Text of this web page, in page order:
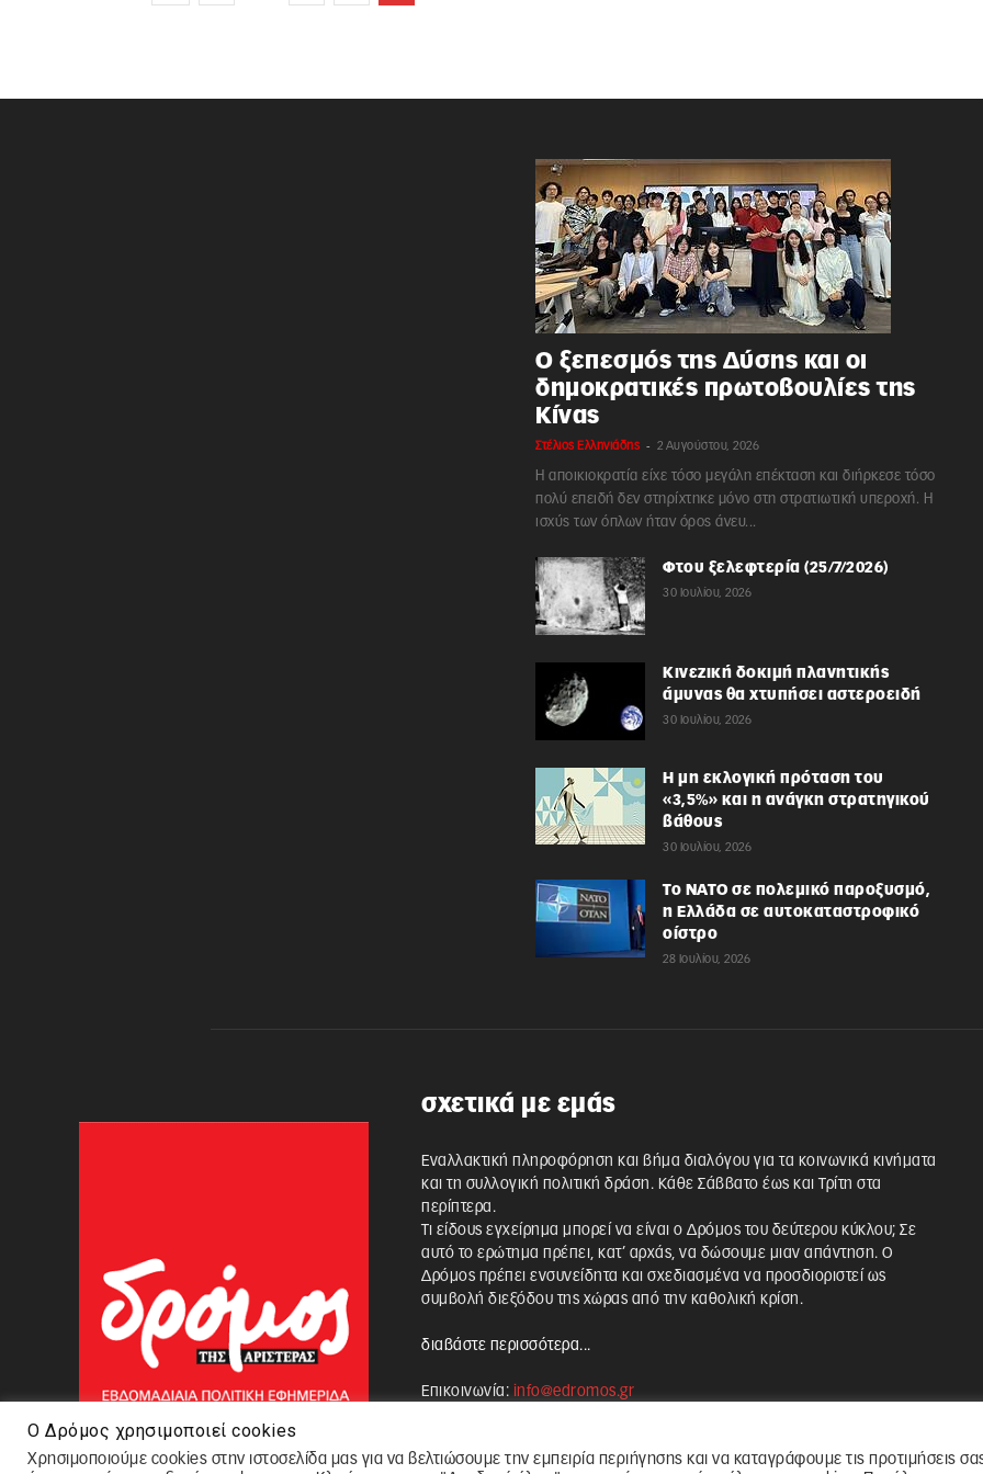
Ο ξεπεσμός της Δύσης και οι
δημοκρατικές πρωτοβουλίες της
Κίνας
Στέλιος Ελληνιάδης - 2 Αυγούστου, 2026
Η αποικιοκρατία είχε τόσο μεγάλη επέκταση και διήρκεσε τόσο
πολύ επειδή δεν στηρίχτηκε μόνο στη στρατιωτική υπεροχή. Η
ισχύς των όπλων ήταν όρος άνευ...
Φτου ξελεφτερία (25/7/2026)
30 Ιουλίου, 2026
Κινεζική δοκιμή πλανητικής
άμυνας θα χτυπήσει αστεροειδή
30 Ιουλίου, 2026
Η μη εκλογική πρόταση του
«3,5%» και η ανάγκη στρατηγικού
βάθους
30 Ιουλίου, 2026
Το ΝΑΤΟ σε πολεμικό παροξυσμό,
η Ελλάδα σε αυτοκαταστροφικό
οίστρο
28 Ιουλίου, 2026
σχετικά με εμάς
Εναλλακτική πληροφόρηση και βήμα διαλόγου για τα κοινωνικά κινήματα
και τη συλλογική πολιτική δράση. Κάθε Σάββατο έως και Τρίτη στα
περίπτερα.
Τι είδους εγχείρημα μπορεί να είναι ο Δρόμος του δεύτερου κύκλου; Σε
αυτό το ερώτημα πρέπει, κατ’ αρχάς, να δώσουμε μιαν απάντηση. Ο
Δρόμος πρέπει ενσυνείδητα και σχεδιασμένα να προσδιοριστεί ως
συμβολή διεξόδου της χώρας από την καθολική κρίση.
διαβάστε περισσότερα...
Επικοινωνία: info@edromos.gr
Ο Δρόμος χρησιμοποιεί cookies
Χρησιμοποιούμε cookies στην ιστοσελίδα μας για να βελτιώσουμε την εμπειρία περιήγησης και να καταγράφουμε τις προτιμήσεις